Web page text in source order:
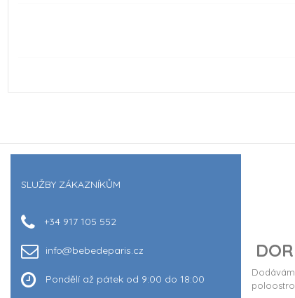
SLUŽBY ZÁKAZNÍKŮM
+34 917 105 552
info@bebedeparis.cz
Pondělí až pátek od 9:00 do 18:00